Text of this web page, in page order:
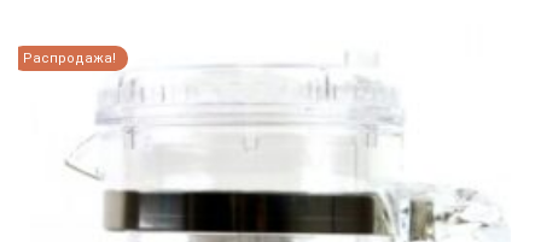
Распродажа!